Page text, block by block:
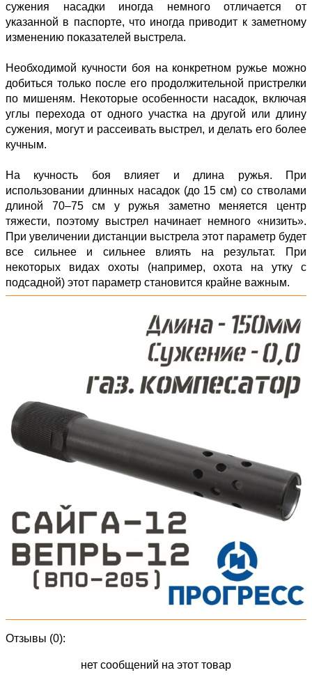
сужения насадки иногда немного отличается от
указанной в паспорте, что иногда приводит к заметному
изменению показателей выстрела.
Необходимой кучности боя на конкретном ружье можно
добиться только после его продолжительной пристрелки
по мишеням. Некоторые особенности насадок, включая
углы перехода от одного участка на другой или длину
сужения, могут и рассеивать выстрел, и делать его более
кучным.
На кучность боя влияет и длина ружья. При
использовании длинных насадок (до 15 см) со стволами
длиной 70–75 см у ружья заметно меняется центр
тяжести, поэтому выстрел начинает немного «низить».
При увеличении дистанции выстрела этот параметр будет
все сильнее и сильнее влиять на результат. При
некоторых видах охоты (например, охота на утку с
подсадной) этот параметр становится крайне важным.
Отзывы (0):
нет сообщений на этот товар